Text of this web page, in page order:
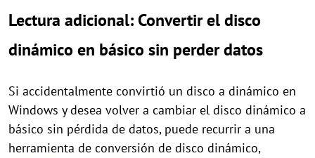
Lectura adicional: Convertir el disco
dinámico en básico sin perder datos
Si accidentalmente convirtió un disco a dinámico en
Windows y desea volver a cambiar el disco dinámico a
básico sin pérdida de datos, puede recurrir a una
herramienta de conversión de disco dinámico,